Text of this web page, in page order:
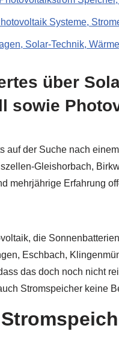
Systeme,
Solar-Technik,
über
sowie
auf der Suche nach
Gleishorbach,
mehrjährige Erfahrung
die
Eschbach,
das doch noch nicht
Stromspeicher keine